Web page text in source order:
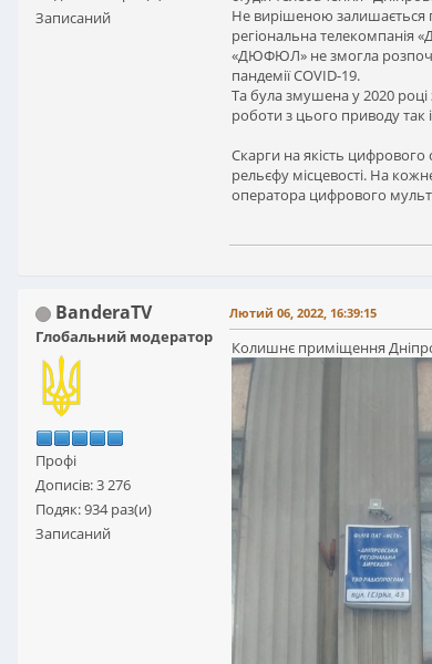
Записаний
Не вирішеною залишається
регіональна телекомпанія
«ДЮФЮЛ» не змогла
пандемії COVID-19.
Та була змушена у 2020 році
роботи з цього приводу так
Скарги на якість
рельєфу місцевості. На
оператора цифрового
BanderaTV
Глобальний модератор
Профі
Дописів: 3 276
Подяк: 934 раз(и)
Записаний
Лютий 06, 2022, 16:39:15
Колишнє приміщення